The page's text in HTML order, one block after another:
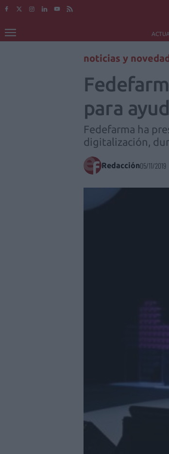
noticias y
para
Fedefarma ha
digitalización,
Redacción05/11/2019